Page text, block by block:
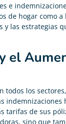
e
de hogar como
y las estrategias
el
todos los
tarifas de sus
sino que